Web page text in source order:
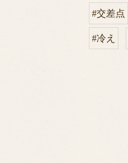
#交差点
#冷え